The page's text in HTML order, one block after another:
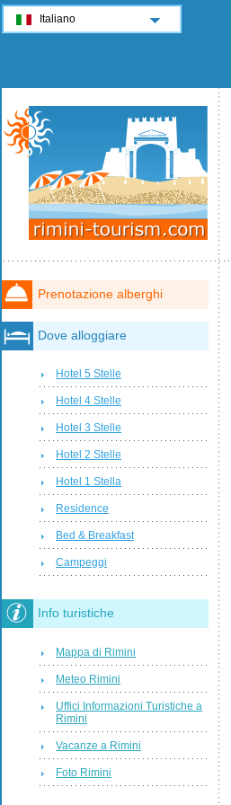
Prenotazione alberghi
Dove alloggiare
Hotel 5 Stelle
Hotel 4 Stelle
Hotel 3 Stelle
Hotel 2 Stelle
Hotel 1 Stella
Residence
Bed & Breakfast
Campeggi
Info turistiche
Mappa di Rimini
Meteo Rimini
Uffici Informazioni Turistiche a
Rimini
Vacanze a Rimini
Foto Rimini
Italiano